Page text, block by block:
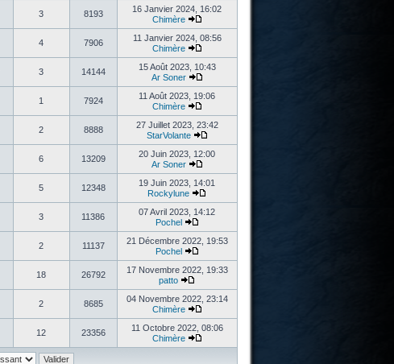
3 8193
16 Janvier 2024, 16:02
Chimère
4 7906
11 Janvier 2024, 08:56
Chimère
3 14144
15 Août 2023, 10:43
Ar Soner
1 7924
11 Août 2023, 19:06
Chimère
2 8888
27 Juillet 2023, 23:42
StarVolante
6 13209
20 Juin 2023, 12:00
Ar Soner
5 12348
19 Juin 2023, 14:01
Rockylune
3 11386
07 Avril 2023, 14:12
Pochel
2 11137
21 Décembre 2022, 19:53
Pochel
18 26792
17 Novembre 2022, 19:33
patto
2 8685
04 Novembre 2022, 23:14
Chimère
12 23356
11 Octobre 2022, 08:06
Chimère